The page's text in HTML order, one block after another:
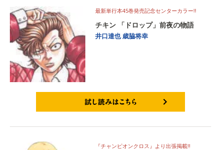
最新単行本45巻発売記念センターカラー!!
チキン 「ドロップ」前夜の物語
井口達也 歳脇将幸
『チャンピオンクロス』より出張掲載!!